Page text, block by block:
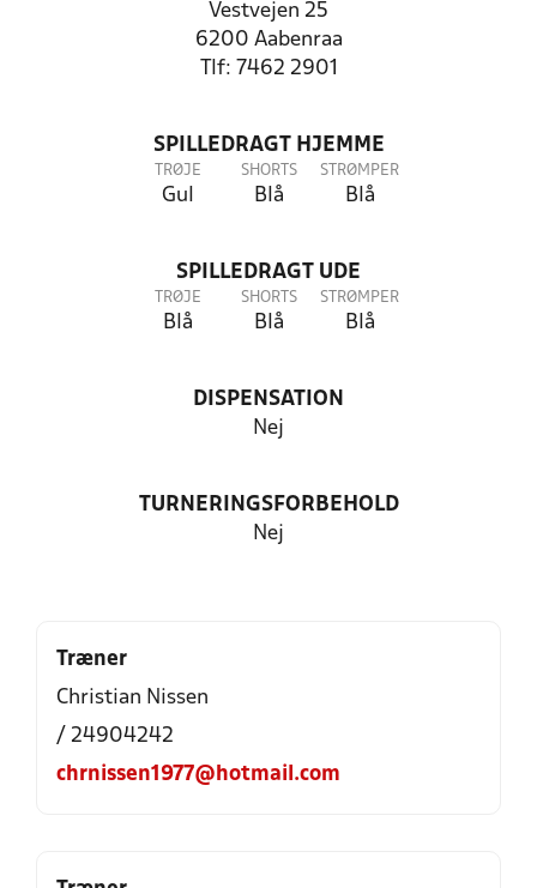
Vestvejen 25
6200 Aabenraa
Tlf: 7462 2901
SPILLEDRAGT HJEMME
TRØJE
Gul
SHORTS
Blå
STRØMPER
Blå
SPILLEDRAGT UDE
TRØJE
Blå
SHORTS
Blå
STRØMPER
Blå
DISPENSATION
Nej
TURNERINGSFORBEHOLD
Nej
Træner
Christian Nissen
/ 24904242
chrnissen1977@hotmail.com